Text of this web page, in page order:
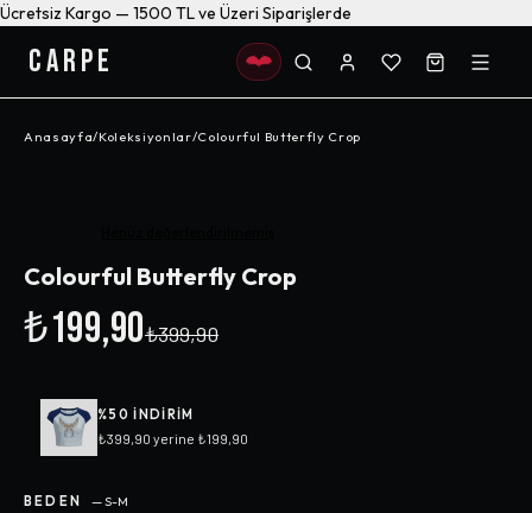
Ücretsiz Kargo — 1500 TL ve Üzeri Siparişlerde
CARPE
Anasayfa/Koleksiyonlar/Colourful Butterfly Crop
Colourful Butterfly Crop
₺199,90₺399,90
%50 INDIRIM
₺399,90 yerine ₺199,90
BEDEN —S-M